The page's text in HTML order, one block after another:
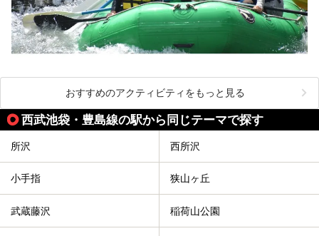
おすすめのアクティビティをもっと見る
西武池袋・豊島線の駅から同じテーマで探す
所沢 西所沢
小手指 狭山ヶ丘
武蔵藤沢 稲荷山公園